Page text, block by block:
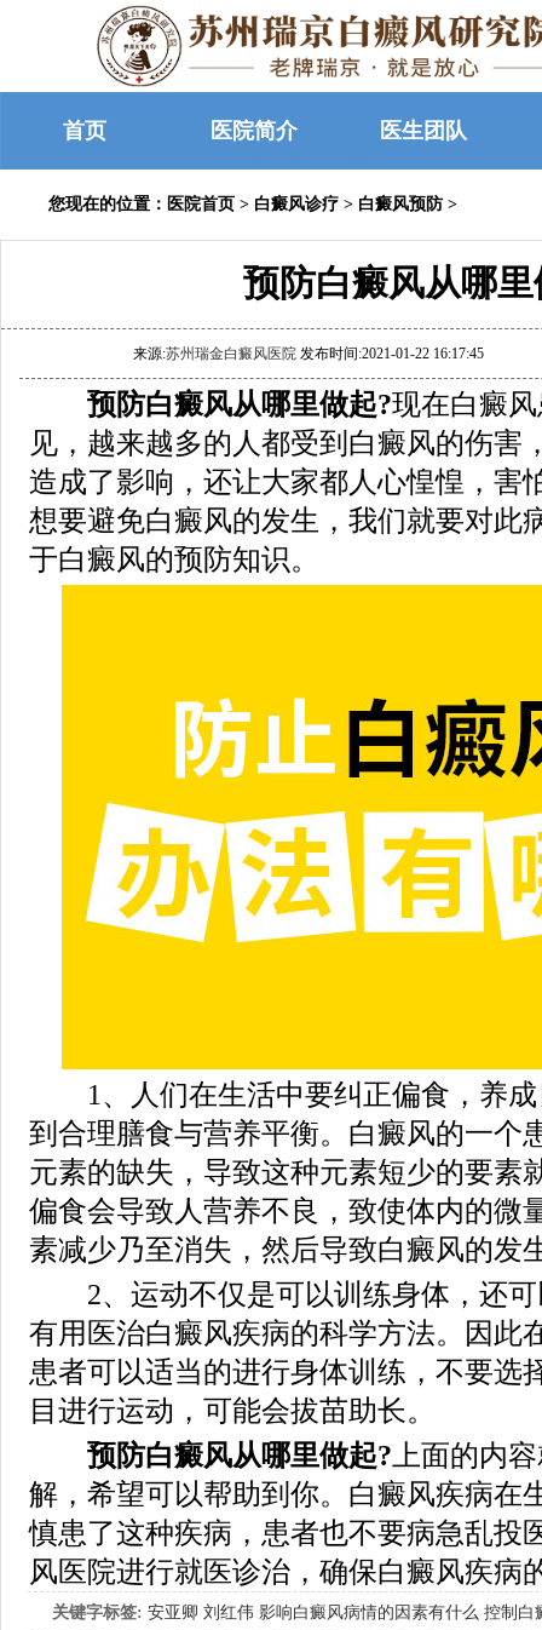
首页 医院简介 医生团队
您现在的位置： 医院首页 > 白癜风诊疗 > 白癜风预防>
预防白癜风从哪
来源:苏州瑞金白癜风医院 发布时间:2021-01-22 16:17:45
预防白癜风从哪里做起?现在白癜
见，越来越多的人都受到白癜风的伤害
造成了影响，还让大家都人心惶惶，害
想要避免白癜风的发生，我们就要对此
于白癜风的预防知识。
1、人们在生活中要纠正偏食，养成
到合理膳食与营养平衡。白癜风的一个
元素的缺失，导致这种元素短少的要素
偏食会导致人营养不良，致使体内的微
素减少乃至消失，然后导致白癜风的发
2、运动不仅是可以训练身体，还可
有用医治白癜风疾病的科学方法。因此
患者可以适当的进行身体训练，不要选
目进行运动，可能会拔苗助长。
预防白癜风从哪里做起? 上面的内
解，希望可以帮助到你。白癜风疾病在
慎患了这种疾病，患者也不要病急乱投
风医院进行就医诊治，确保白癜风疾病
关键字标签: 安亚卿 刘红伟 影响白癜风病情的因素有什么 控制白